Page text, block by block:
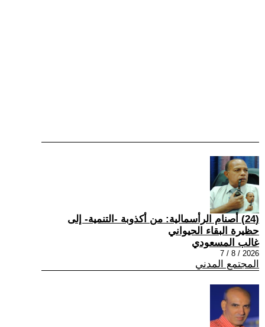
(24) أصنام الرأسمالية: من أكذوبة -التنمية- إلى
حظيرة البقاء الحيواني
غالب المسعودي
2026 / 8 / 7
المجتمع المدني